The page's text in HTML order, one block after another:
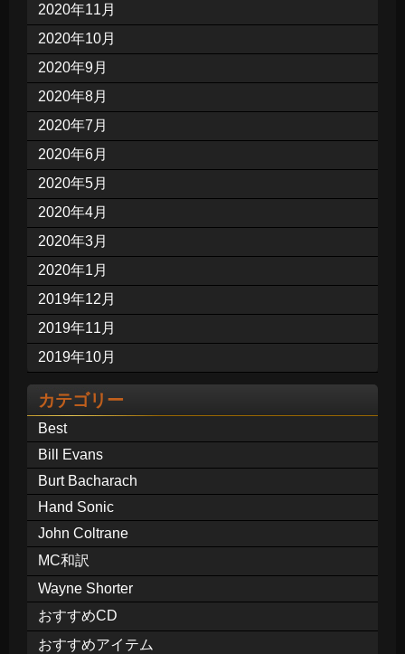
2020年11月
2020年10月
2020年9月
2020年8月
2020年7月
2020年6月
2020年5月
2020年4月
2020年3月
2020年1月
2019年12月
2019年11月
2019年10月
カテゴリー
Best
Bill Evans
Burt Bacharach
Hand Sonic
John Coltrane
MC和訳
Wayne Shorter
おすすめCD
おすすめアイテム